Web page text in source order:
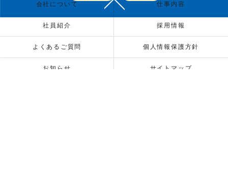
会社について 仕事内容
社員紹介 採用情報
よくあるご質問 個人情報保護方針
お知らせ サイトマップ